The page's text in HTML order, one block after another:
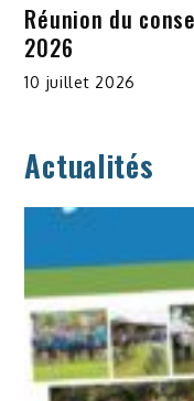
Réunion du
2026
10 juillet 2026
Actualités